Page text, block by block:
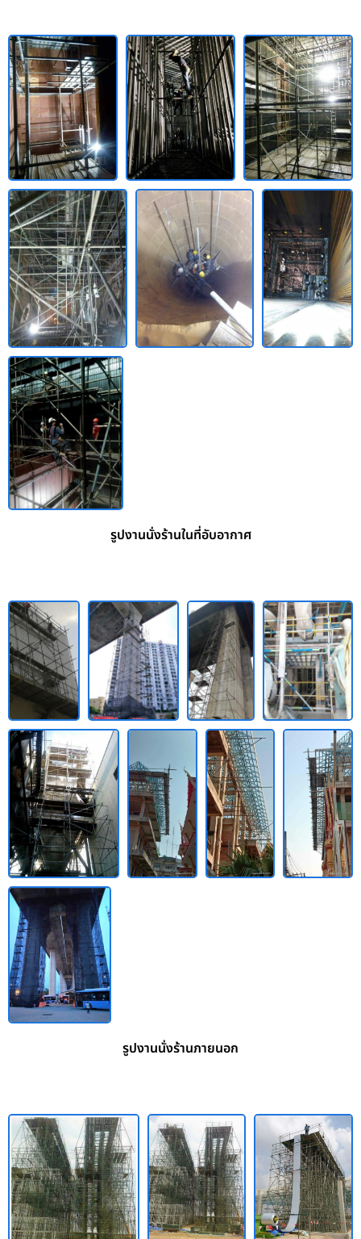
รูปงานนั่งร้านในที่อับอากาศ
รูปงานนั่งร้านภายนอก